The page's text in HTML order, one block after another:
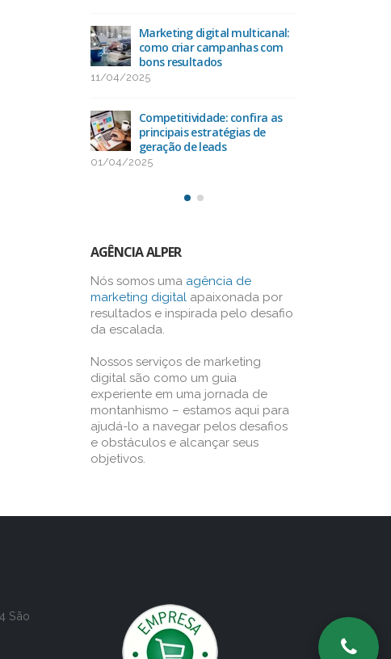
Marketing digital multicanal:
como criar campanhas com
bons resultados
11/04/2025
Competitividade: confira as
principais estratégias de
geração de leads
01/04/2025
AGÊNCIA ALPER
Nós somos uma agência de
marketing digital apaixonada por
resultados e inspirada pelo desafio
da escalada.
Nossos serviços de marketing
digital são como um guia
experiente em uma jornada de
montanhismo – estamos aqui para
ajudá-lo a navegar pelos desafios
e obstáculos e alcançar seus
objetivos.
São